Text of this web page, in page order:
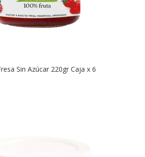
Sin Azúcar 220gr Caja x 6